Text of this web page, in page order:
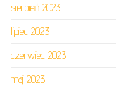
sierpień 2023
lipiec 2023
czerwiec 2023
maj 2023